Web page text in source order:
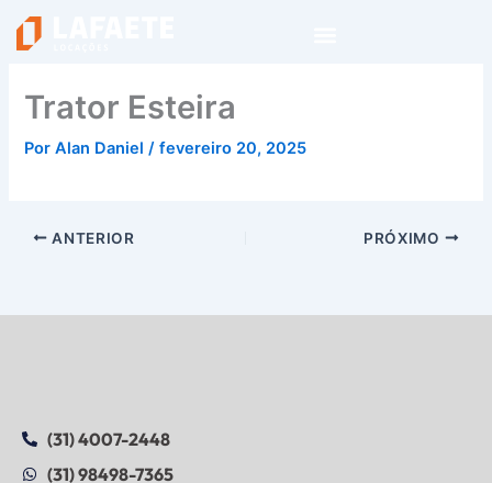
conteúdo
Trator Esteira
PorAlan Daniel/fevereiro 20, 2025
ANTERIOR PRÓXIMO
(31) 4007-2448
(31) 98498-7365